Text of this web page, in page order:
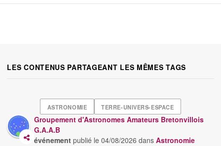
LES CONTENUS PARTAGEANT LES MÊMES TAGS
ASTRONOMIE TERRE-UNIVERS-ESPACE
Groupement d'Astronomes Amateurs Bretonvillois
G.A.A.B
événement publié le04/08/2026 dansAstronomie